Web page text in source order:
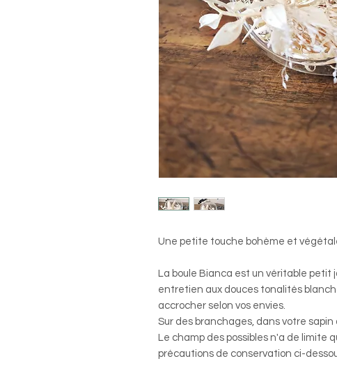
Une petite touche bohème et
La boule Bianca est un véritable petit
entretien aux douces tonalités
accrocher selon vos envies.
Sur des branchages, dans votre sapin
Le champ des possibles n'a de limite
précautions de conservation ci-